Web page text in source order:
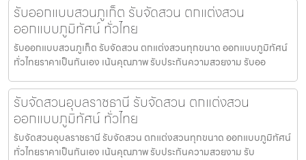
รับออกแบบสวนภูเก็ต รับจัดสวน ตกแต่งสวน
ออกแบบภูมิทัศน์ ทั่วไทย
รับออกแบบสวนภูเก็ต รับจัดสวน ตกแต่งสวนทุกขนาด ออกแบบภูมิทัศน์
ทั่วไทยราคาเป็นกันเอง เน้นคุณภาพ รับประกันความสวยงาม รับออ
รับจัดสวนอุบลราชธานี รับจัดสวน ตกแต่งสวน
ออกแบบภูมิทัศน์ ทั่วไทย
รับจัดสวนอุบลราชธานี รับจัดสวน ตกแต่งสวนทุกขนาด ออกแบบภูมิทัศน์
ทั่วไทยราคาเป็นกันเอง เน้นคุณภาพ รับประกันความสวยงาม รับ